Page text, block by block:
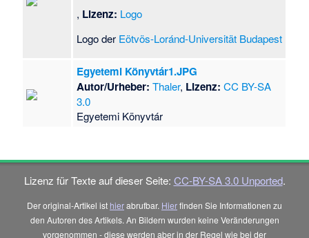
, Lizenz: Logo
Logo der Eötvös-Loránd-Universität Budapest
Egyetemi Könyvtár1.JPG
Autor/Urheber: Thaler, Lizenz: CC BY-SA
3.0
Egyetemi Könyvtár
Lizenz für Texte auf dieser Seite: CC-BY-SA 3.0 Unported.
Der original-Artikel ist hierabrufbar. Hierfinden Sie Informationen zu
den Autoren des Artikels. An Bildern wurden keine Veränderungen
vorgenommen - diese werden aber in der Regel wie bei der